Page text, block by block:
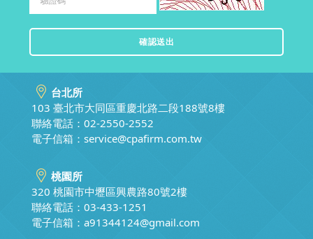
台北所
103 臺北市大同區重慶北路二段188號8樓
聯絡電話：02-2550-2552
電子信箱： service@cpafirm.com.tw
桃園所
320 桃園市中壢區興農路80號2樓
聯絡電話：03-433-1251
電子信箱： a91344124@gmail.com